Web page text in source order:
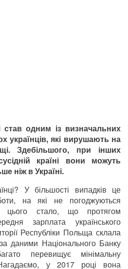
став одним із визначальних
українців, які вирушають на
Здебільшого, при інших
країні вони можуть
ніж в Україні.
У більшості випадків це
на які не погоджуються
цього стало, що протягом
зарплата українського
Республіки Польща склала
даними Національного Банку
перевищує мінімальну
у 2017 році вона